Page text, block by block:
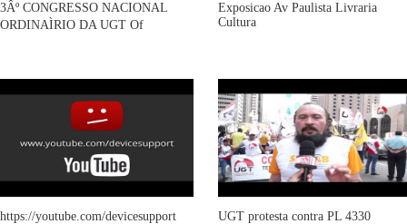
3Âº CONGRESSO NACIONAL
ORDINAÌRIO DA UGT Of
Exposicao Av Paulista Livraria
Cultura
https://youtube.com/devicesupport UGT protesta contra PL 4330